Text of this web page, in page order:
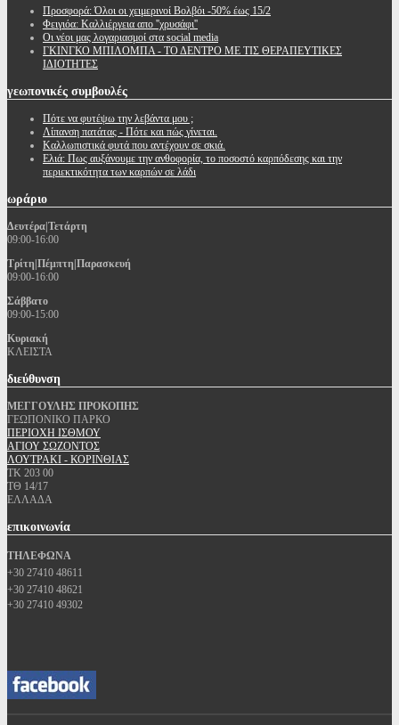
Προσφορά: Όλοι οι χειμερινοί Βολβόι -50% έως 15/2
Φειγιόα: Καλλιέργεια απο ''χρυσάφι''
Oι νέοι μας λογαριασμοί στα social media
ΓΚΙΝΓΚΟ ΜΠΙΛΟΜΠΑ - ΤΟ ΔΕΝΤΡΟ ΜΕ ΤΙΣ ΘΕΡΑΠΕΥΤΙΚΕΣ
ΙΔΙΟΤΗΤΕΣ
γεωπονικές συμβουλές
Πότε να φυτέψω την λεβάντα μου ;
Λίπανση πατάτας - Πότε και πώς γίνεται.
Καλλωπιστικά φυτά που αντέχουν σε σκιά.
Ελιά: Πως αυξάνουμε την ανθοφορία, το ποσοστό καρπόδεσης και την
περιεκτικότητα των καρπών σε λάδι
ωράριο
Δευτέρα|Τετάρτη
09:00-16:00
Τρίτη|Πέμπτη|Παρασκευή
09:00-16:00
Σάββατο
09:00-15:00
Κυριακή
ΚΛΕΙΣΤΑ
διεύθυνση
ΜΕΓΓΟΥΛΗΣ ΠΡΟΚΟΠΗΣ
ΓΕΩΠΟΝΙΚΟ ΠΑΡΚΟ
ΠΕΡΙΟΧΗ ΙΣΘΜΟΥ
ΑΓΙΟΥ ΣΩΖΟΝΤΟΣ
ΛΟΥΤΡΑΚΙ - ΚΟΡΙΝΘΙΑΣ
ΤΚ 203 00
ΤΘ 14/17
ΕΛΛΑΔΑ
επικοινωνία
ΤΗΛΕΦΩΝΑ
+30 27410 48611
+30 27410 48621
+30 27410 49302